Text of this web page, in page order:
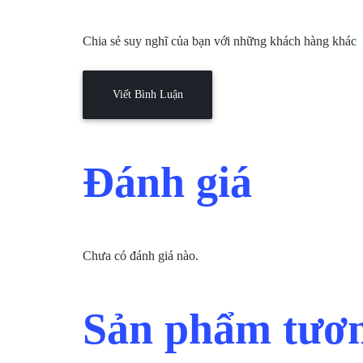
Chia sẻ suy nghĩ của bạn với những khách hàng khác
Viết Bình Luận
Đánh giá
Chưa có đánh giá nào.
Sản phẩm